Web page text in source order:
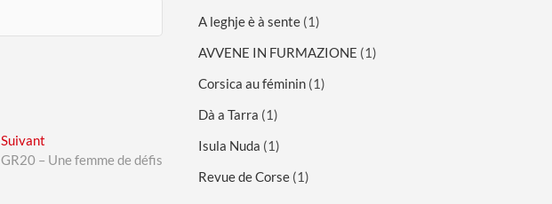
Suivant
post:
GR20 – Une femme de défis
A leghje è à sente (1)
AVVENE IN FURMAZIONE (1)
Corsica au féminin (1)
Dà a Tarra (1)
Isula Nuda (1)
Revue de Corse (1)